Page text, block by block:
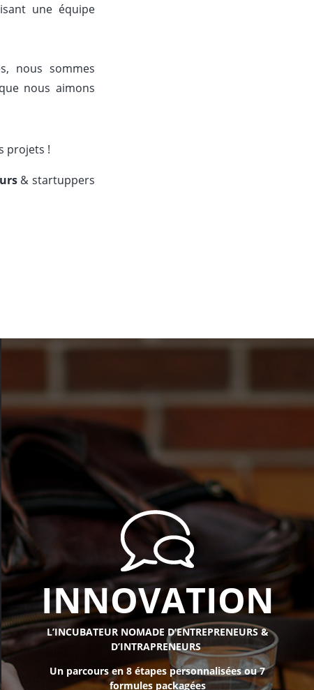
une équipe
nous sommes
nous aimons
projets !
& startuppers
INNOVATION
L’INCUBATEUR NOMADE D’ENTREPRENEURS &
D’INTRAPRENEURS
Un parcours en 8 étapes personnalisées ou 7
formules packagées